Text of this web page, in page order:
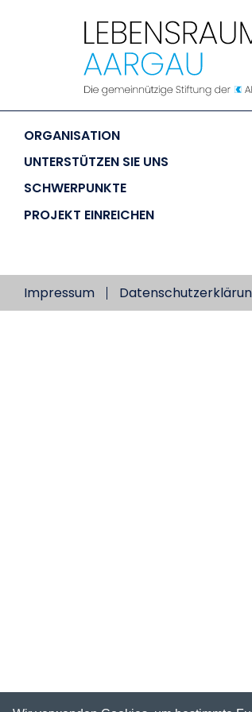
AARGAU
ORGANISATION
UNTERSTÜTZEN SIE UNS
SCHWERPUNKTE
PROJEKT EINREICHEN
Impressum